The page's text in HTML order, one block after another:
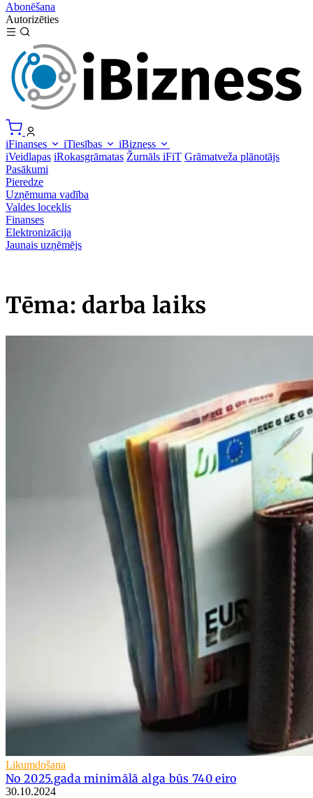
Abonēšana
Autorizēties
iFinanses iTiesības
iBizness
iVeidlapas iRokasgrāmatas Žurnāls iFiT Grāmatveža plānotājs
Pasākumi
Pieredze
Uzņēmuma vadība
Valdes loceklis
Finanses
Elektronizācija
Jaunais uzņēmējs
Tēma: darba laiks
Likumdošana
No 2025.gada minimālā alga būs 740 eiro
30.10.2024